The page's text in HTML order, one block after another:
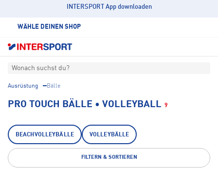
INTERSPORT App downloaden
WÄHLE DEINEN SHOP
Wonach suchst du?
Ausrüstung Bälle
PRO TOUCH BÄLLE • VOLLEYBALL 9
BEACHVOLLEYBÄLLE VOLLEYBÄLLE
FILTERN & SORTIEREN